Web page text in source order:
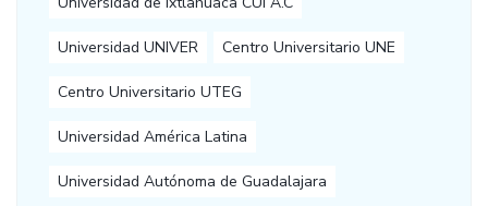
Universidad UNIVER Centro Universitario UNE
Centro Universitario UTEG
Universidad América Latina
Universidad Autónoma de Guadalajara